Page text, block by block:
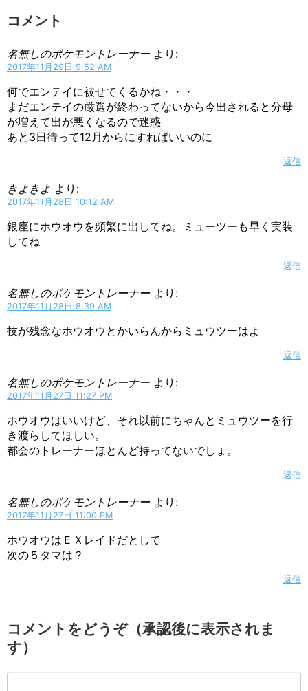
コメント
名無しのポケモントレーナー より:
2017年11月29日 9:52 AM
何でエンテイに被せてくるかね・・・
まだエンテイの厳選が終わってないから今出されると分母
が増えて出が悪くなるので迷惑
あと3日待って12月からにすればいいのに
返信
きよきよ より:
2017年11月28日 10:12 AM
銀座にホウオウを頻繁に出してね。ミューツーも早く実装
してね
返信
名無しのポケモントレーナー より:
2017年11月28日 8:39 AM
技が残念なホウオウとかいらんからミュウツーはよ
返信
名無しのポケモントレーナー より:
2017年11月27日 11:27 PM
ホウオウはいいけど、それ以前にちゃんとミュウツーを行
き渡らしてほしい。
都会のトレーナーほとんど持ってないでしょ。
返信
名無しのポケモントレーナー より:
2017年11月27日 11:00 PM
ホウオウはＥＸレイドだとして
次の５タマは？
返信
コメントをどうぞ（承認後に表示されま
す）